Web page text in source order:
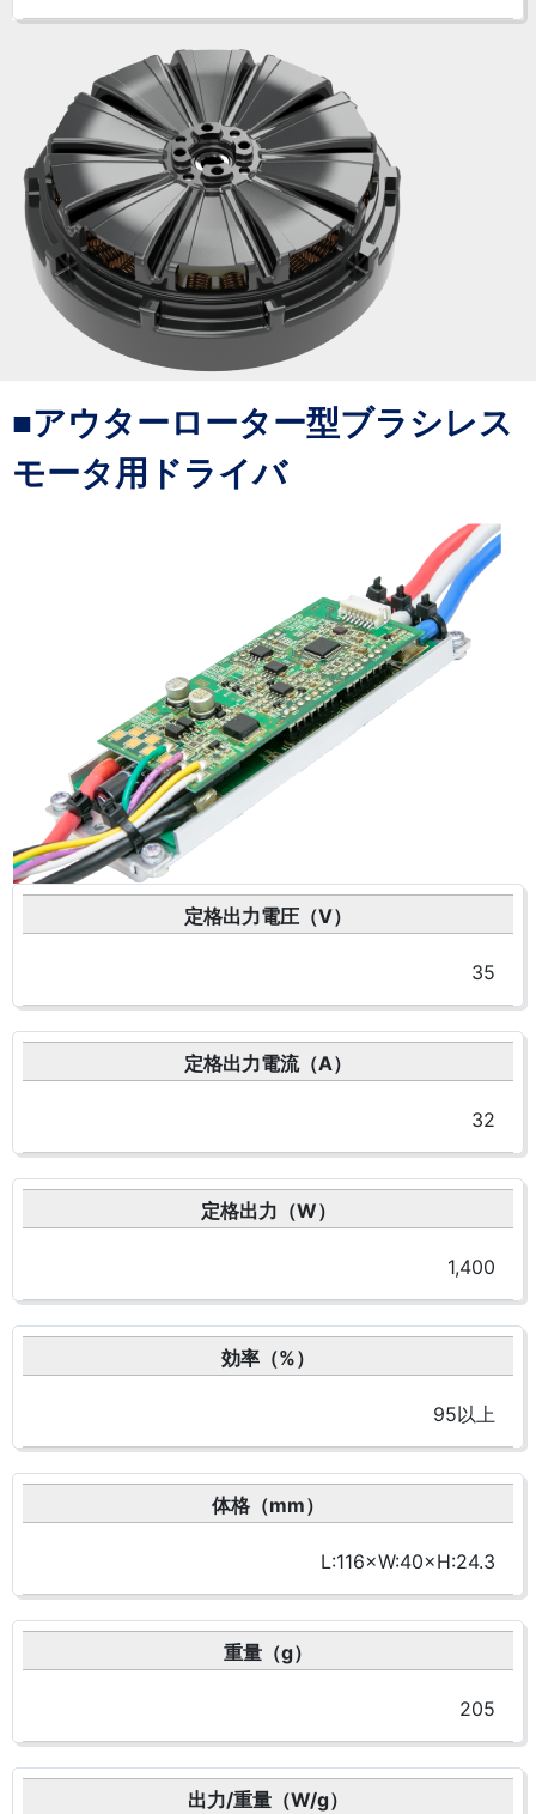
■アウターローター型ブラシレス
モータ用ドライバ
定格出力電圧（V）
35
定格出力電流（A）
32
定格出力（W）
1,400
効率（%）
95以上
体格（mm）
L:116×W:40×H:24.3
重量（g）
205
出力/重量（W/g）